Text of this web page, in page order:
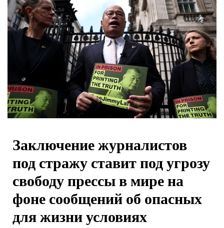
Заключение журналистов
под стражу ставит под угрозу
свободу прессы в мире на
фоне сообщений об опасных
для жизни условиях